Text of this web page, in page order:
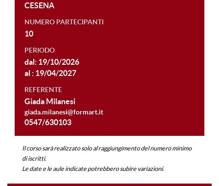
CESENA
NUMERO PARTECIPANTI
10
PERIODO
dal: 19/10/2026
al : 19/04/2027
REFERENTE
Giada Milanesi
giada.milanesi@formart.it
0547/630103
Il corso sarà realizzato solo al raggiungimento del numero minimo
di iscritti.
Le date e le aule indicate potrebbero subire variazioni.